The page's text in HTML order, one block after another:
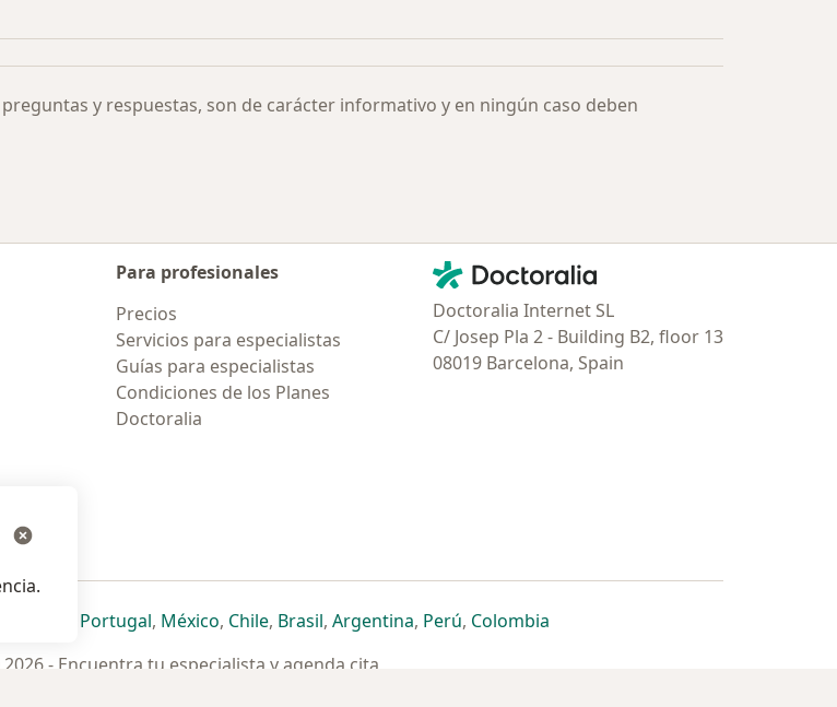
y respuestas, son de carácter informativo y en ningún caso deben
Para profesionales
Precios
Servicios para especialistas
Guías para especialistas
Condiciones de los Planes
Doctoralia
Contacto
Doctoralia - Página de inicio
Doctoralia Internet SL
C/ Josep Pla 2 - Building B2, floor 13
08019 Barcelona, Spain
pestaña
nueva pestaña
se abre en una nueva pestaña
se abre en una nueva pestaña
Portugalse abre en una nueva pestaña
, Méxicose abre en una nueva pestaña
, Chilese abre en una nueva pestaña
, Brasilse abre en una nueva pestaña
, Argentinase abre en una nueva pestaña
, Perúse abre en una nueva pestaña
, Colombiase abre en una nueva pestaña
- Encuentra tu especialista y agenda cita